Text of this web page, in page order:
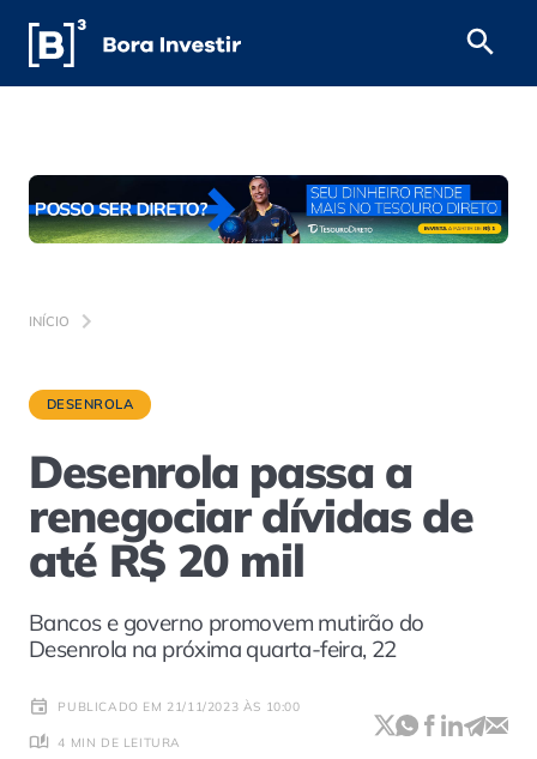
INÍCIO
DESENROLA
Desenrola passa a
renegociar dívidas de
até R$ 20 mil
Bancos e governo promovem mutirão do
Desenrola na próxima quarta-feira, 22
PUBLICADO EM 21/11/2023 ÀS 10:00
4 MIN DE LEITURA